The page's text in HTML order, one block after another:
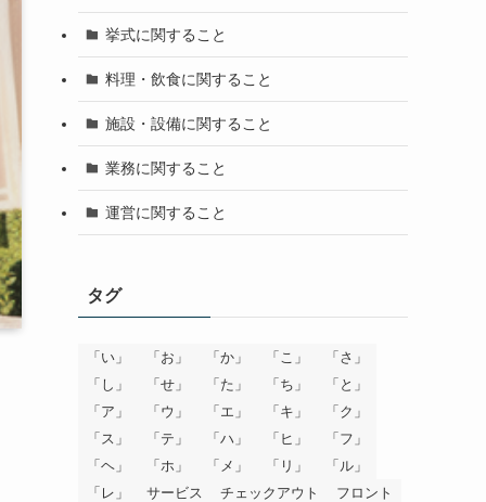
挙式に関すること
料理・飲食に関すること
施設・設備に関すること
業務に関すること
運営に関すること
タグ
「い」 「お」 「か」 「こ」
「さ」
「し」
「せ」 「た」 「ち」
「と」
「ア」
「ウ」 「エ」 「キ」
「ク」
「ス」
「テ」 「ハ」 「ヒ」
「フ」
「ヘ」
「ホ」 「メ」 「リ」
「ル」
「レ」
サービス チェックアウト
フロント